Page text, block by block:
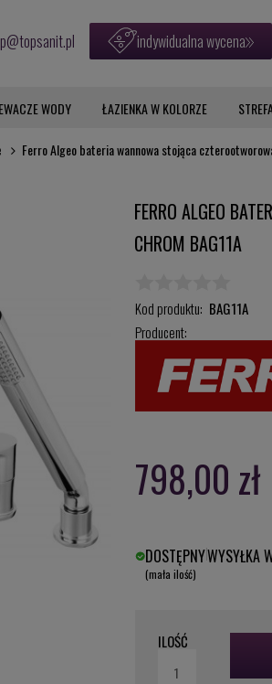
indywidualna wycena
WODY ŁAZIENKA W KOLORZE
Ferro Algeo bateria wannowa stojąca
FERRO ALGEO
CHROM BAG11A
Kod produktu: BAG11A
Producent:
798,00 zł
DOSTĘPNY
(mała ilość)
WYSYŁKA
ILOŚĆ